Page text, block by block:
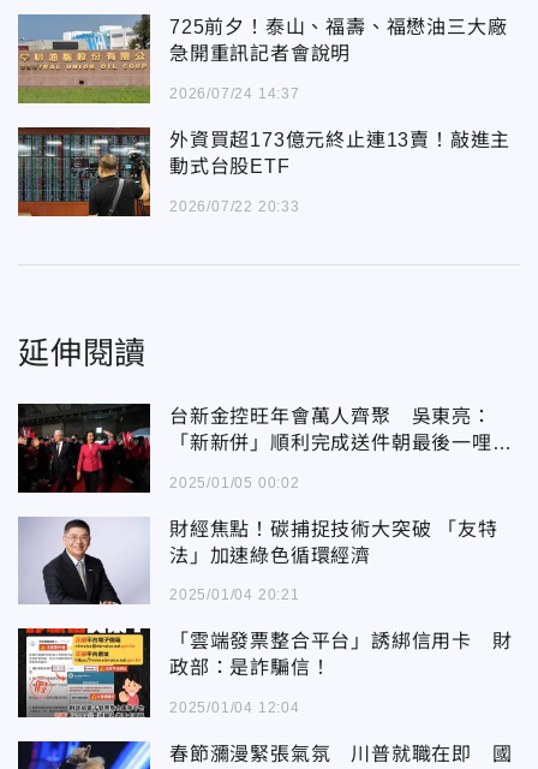
725前夕！泰山、福壽、福懋油三大廠
急開重訊記者會說明
2026/07/24 14:37
外資買超173億元終止連13賣！敲進主
動式台股ETF
2026/07/22 20:33
延伸閱讀
台新金控旺年會萬人齊聚 吳東亮：
「新新併」順利完成送件朝最後一哩路
2025/01/05 00:02
財經焦點！碳捕捉技術大突破 「友特
法」加速綠色循環經濟
2025/01/04 20:21
「雲端發票整合平台」誘綁信用卡 財
政部：是詐騙信！
2025/01/04 12:04
春節瀰漫緊張氣氛 川普就職在即 國